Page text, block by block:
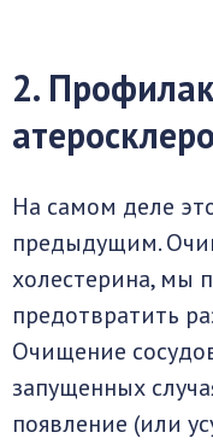
2.
На самом деле
предыдущим.
холестерина, мы
предотвратить
Очищение
запущенных
появление (или